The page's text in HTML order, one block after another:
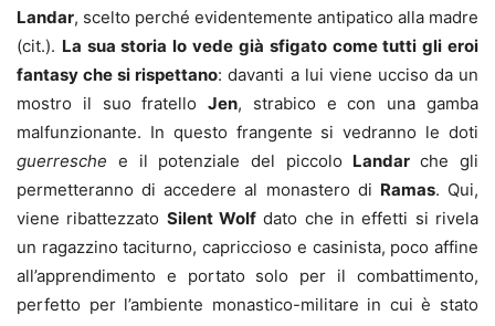
Landar, scelto perché evidentemente antipatico alla madre
(cit.). La sua storia lo vede già sfigato come tutti gli eroi
fantasy che si rispettano: davanti a lui viene ucciso da un
mostro il suo fratelloJen, strabico e con una gamba
malfunzionante. In questo frangente si vedranno le doti
guerresche e il potenziale del piccolo Landarche gli
permetteranno di accedere al monastero di Ramas. Qui,
viene ribattezzato Silent Wolf dato che in effetti si rivela
un ragazzino taciturno, capriccioso e casinista, poco affine
all’apprendimento e portato solo per il combattimento,
perfetto per l’ambiente monastico-militare in cui è stato